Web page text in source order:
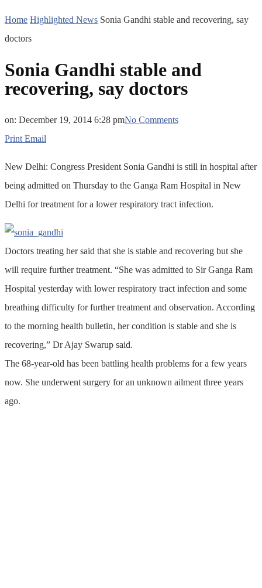
Home Highlighted News Sonia Gandhi stable and recovering, say
doctors
Sonia Gandhi stable and
recovering, say doctors
on: December 19, 2014 6:28 pmNo Comments
Print Email
New Delhi: Congress President Sonia Gandhi is still in hospital after
being admitted on Thursday to the Ganga Ram Hospital in New
Delhi for treatment for a lower respiratory tract infection.
Doctors treating her said that she is stable and recovering but she
will require further treatment. “She was admitted to Sir Ganga Ram
Hospital yesterday with lower respiratory tract infection and some
breathing difficulty for further treatment and observation. According
to the morning health bulletin, her condition is stable and she is
recovering,” Dr Ajay Swarup said.
The 68-year-old has been battling health problems for a few years
now. She underwent surgery for an unknown ailment three years
ago.